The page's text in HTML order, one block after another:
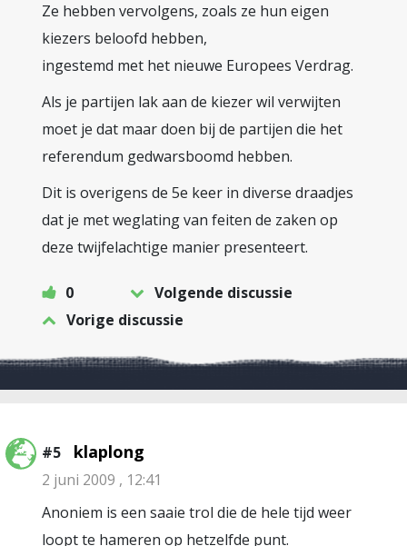
Ze hebben vervolgens, zoals ze hun eigen
kiezers beloofd hebben,
ingestemd met het nieuwe Europees Verdrag.
Als je partijen lak aan de kiezer wil verwijten
moet je dat maar doen bij de partijen die het
referendum gedwarsboomd hebben.
Dit is overigens de 5e keer in diverse draadjes
dat je met weglating van feiten de zaken op
deze twijfelachtige manier presenteert.
0
Volgende discussie
Vorige discussie
#5 klaplong
2 juni 2009 , 12:41
Anoniem is een saaie trol die de hele tijd weer
loopt te hameren op hetzelfde punt.